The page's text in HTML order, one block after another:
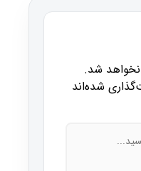
شد.
شده‌اند